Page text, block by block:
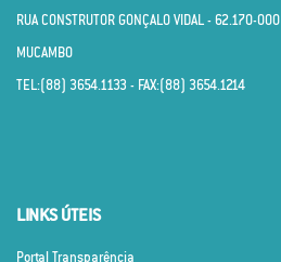
RUA CONSTRUTOR GONÇALO VIDAL - 62.170­-000
MUCAMBO
TEL:(88) 3654.1133 - FAX:(88) 3654.1214
LINKS ÚTEIS
Portal Transparência